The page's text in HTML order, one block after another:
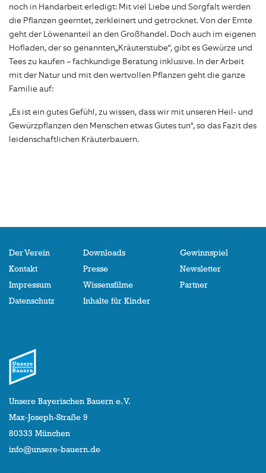
noch in Handarbeit erledigt: Mit viel Liebe und Sorgfalt werden
die Pflanzen geerntet, zerkleinert und getrocknet. Von der Ernte
geht der Löwenanteil an den Großhandel. Doch auch im eigenen
Hofladen, der so genannten„Kräuterstube“, gibt es Gewürze und
Tees zu kaufen – fachkundige Beratung inklusive. In der Arbeit
mit der Natur und mit den wertvollen Pflanzen geht die ganze
Familie auf:
„Es ist ein gutes Gefühl, zu wissen, dass wir mit unseren Heil- und
Gewürzpflanzen den Menschen etwas Gutes tun“, so das Fazit des
leidenschaftlichen Kräuterbauern.
Der Verein
Kontakt
Impressum
Datenschutz
Downloads
Presse
Wissensfilme
Inhalte für Kinder
Gewinnspiel
Newsletter
Partner
Unsere Bayerischen Bauern e. V.
Max-Joseph-Straße 9
80333 München
info@unsere-bauern.de